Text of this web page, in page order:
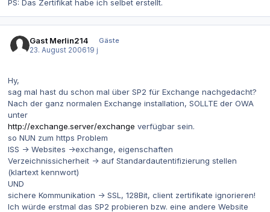
PS: Das Zertifikat habe ich selbet erstellt.
Gast Merlin214
Gäste
23. August 200619 j
Hy,
sag mal hast du schon mal über SP2 für Exchange nachgedacht?
Nach der ganz normalen Exchange installation, SOLLTE der OWA
unter
http://exchange.server/exchange verfügbar sein.
so NUN zum https Problem
ISS -> Websites ->exchange, eigenschaften
Verzeichnissicherheit -> auf Standardautentifizierung stellen
(klartext kennwort)
UND
sichere Kommunikation -> SSL, 128Bit, client zertifikate ignorieren!
Ich würde erstmal das SP2 probieren bzw. eine andere Website